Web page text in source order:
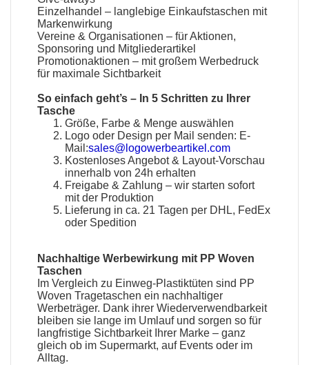
Einzelhandel – langlebige Einkaufstaschen mit
Markenwirkung
Vereine & Organisationen – für Aktionen,
Sponsoring und Mitgliederartikel
Promotionaktionen – mit großem Werbedruck
für maximale Sichtbarkeit
So einfach geht’s – In 5 Schritten zu Ihrer
Tasche
Größe, Farbe & Menge auswählen
Logo oder Design per Mail senden: E-
Mail:sales@logowerbeartikel.com
Kostenloses Angebot & Layout-Vorschau
innerhalb von 24h erhalten
Freigabe & Zahlung – wir starten sofort
mit der Produktion
Lieferung in ca. 21 Tagen per DHL, FedEx
oder Spedition
Nachhaltige Werbewirkung mit PP Woven
Taschen
Im Vergleich zu Einweg-Plastiktüten sind PP
Woven Tragetaschen ein nachhaltiger
Werbeträger. Dank ihrer Wiederverwendbarkeit
bleiben sie lange im Umlauf und sorgen so für
langfristige Sichtbarkeit Ihrer Marke – ganz
gleich ob im Supermarkt, auf Events oder im
Alltag.